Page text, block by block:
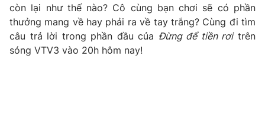
Phim VTV
Hậu trường
Nhân vật
Giải trí
Điện ảnh
Đời sống
còn lại như thế nào? Cô cùng bạn chơi sẽ có phần
thưởng mang về hay phải ra về tay trắng? Cùng đi tìm
câu trả lời trong phần đầu của Đừng để tiền rơitrên
sóng VTV3 vào 20h hôm nay!